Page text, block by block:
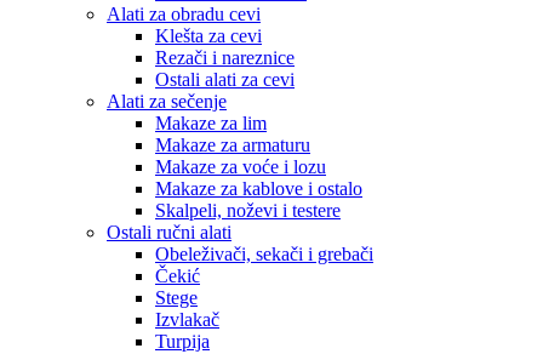
Alati za obradu cevi
Klešta za cevi
Rezači i nareznice
Ostali alati za cevi
Alati za sečenje
Makaze za lim
Makaze za armaturu
Makaze za voće i lozu
Makaze za kablove i ostalo
Skalpeli, noževi i testere
Ostali ručni alati
Obeleživači, sekači i grebači
Čekić
Stege
Izvlakač
Turpija